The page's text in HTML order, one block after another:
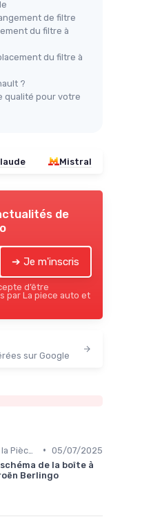
LS932
à l'usure
de filtre
du filtre à
du filtre à
?
qualité pour votre
Mistral
de
➔ Je m'inscris
d’être
par La piece auto et
sur Google
• 05/07/2025
de la boîte à
Berlingo